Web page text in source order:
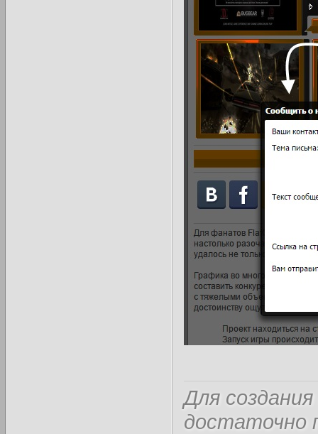
Для
достаточно